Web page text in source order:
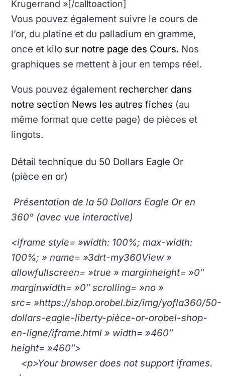
Krugerrand »[/calltoaction]
Vous pouvez également suivre le cours de
l’or, du platine et du palladium en gramme,
once et kilo sur notre page des Cours. Nos
graphiques se mettent à jour en temps réel.
Vous pouvez également rechercher dans
notre section News les autres fiches (au
même format que cette page) de pièces et
lingots.
Détail technique du 50 Dollars Eagle Or
(pièce en or)
Présentation de la 50 Dollars Eagle Or en
360° (avec vue interactive)
<iframe style= »width: 100%; max-width:
100%; » name= »3drt-my360View »
allowfullscreen= »true » marginheight= »0″
marginwidth= »0″ scrolling= »no »
src= »https://shop.orobel.biz/img/yofla360/50-
dollars-eagle-liberty-pièce-or-orobel-shop-
en-ligne/iframe.html » width= »460″
height= »460″>
<p>Your browser does not support iframes.